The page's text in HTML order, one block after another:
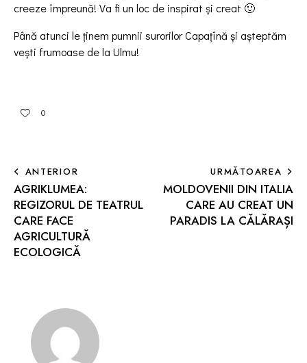
creeze împreună! Va fi un loc de inspirat și creat 🙂
Până atunci le ținem pumnii surorilor Capațînă și așteptăm
vești frumoase de la Ulmu!
0
ANTERIOR
AGRIKLUMEA:
REGIZORUL DE TEATRUL
CARE FACE
AGRICULTURĂ
ECOLOGICĂ
URMĂTOAREA
MOLDOVENII DIN ITALIA
CARE AU CREAT UN
PARADIS LA CĂLĂRAȘI